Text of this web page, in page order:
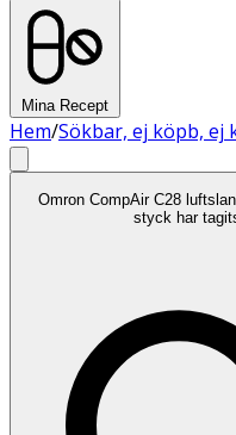
Mina Recept
Hem/Sökbar, ej köpb, ej
Omron CompAir C28
styck har